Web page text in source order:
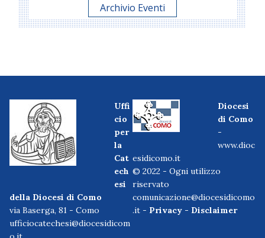
Archivio Eventi
Uffi
cio
per
la
Cat
ech
esi
della Diocesi di Como
via Baserga, 81 - Como
ufficiocatechesi@diocesidicom
Diocesi
di Como
-
www.dioc
esidicomo.it
© 2022 - Ogni utilizzo
riservato
comunicazione@diocesidicomo
.it - Privacy - Disclaimer